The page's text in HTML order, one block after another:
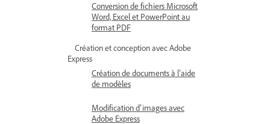
Conversion de fichiers Microsoft
Word, Excel et PowerPoint au
format PDF
Création et conception avec Adobe
Express
Création de documents à l’aide
de modèles
Modification d’images avec
Adobe Express